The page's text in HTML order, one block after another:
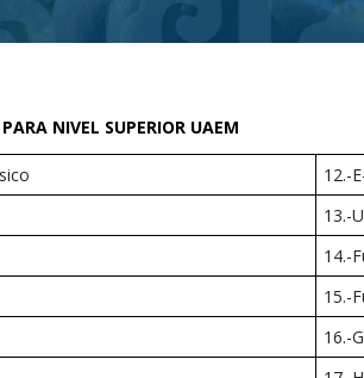
NIVEL SUPERIOR UAEM
12.-
13.-
14.-
15.-
16.-